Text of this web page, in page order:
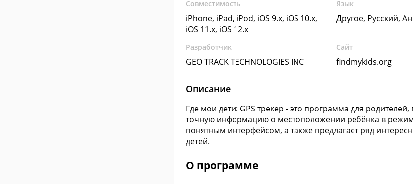
Совместимость
iPhone, iPad, iPod, iOS 9.x, iOS 10.x,
iOS 11.x, iOS 12.x
Язык
Другое, Русский,
Разработчик
GEO TRACK TECHNOLOGIES INC
Сайт
findmykids.org
Описание
Где мои дети: GPS трекер - это программа для
точную информацию о местоположении ребёнка в
понятным интерфейсом, а также предлагает ряд
детей.
О программе